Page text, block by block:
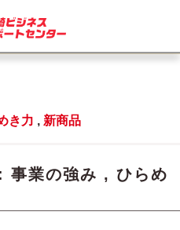
き力 , 新商品
事業の強み , ひらめ